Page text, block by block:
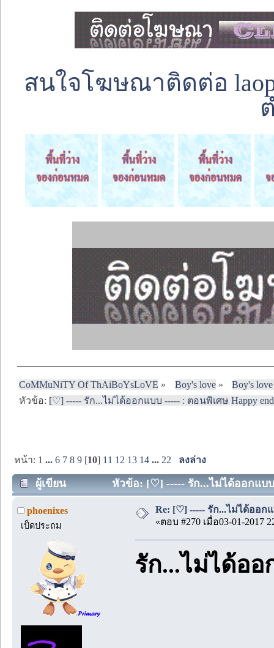
สนใจโฆษณาติดต่อ
CoMMuNiTY Of ThAiBoYsLoVE » Boy's love»
Boy's
หัวข้อ: [♡] ----- รัก...ไม่ได้ออกแบบ ----- : ตอนพิเศษ Happy
หน้า: 1 ...6 7 8 9 [10] 11 12 13 14 ... 22 ลงล่าง
ผู้เขียน หัวข้อ: [♡] ----- รัก...ไม่ได้ออกแบบ
phoenixes
เป็ดประถม
Re: [♡] ----- รัก...ไม่ได้ออกแ
«ตอบ #270 เมื่อ03-01-2017
รัก...ไม่ได้อ